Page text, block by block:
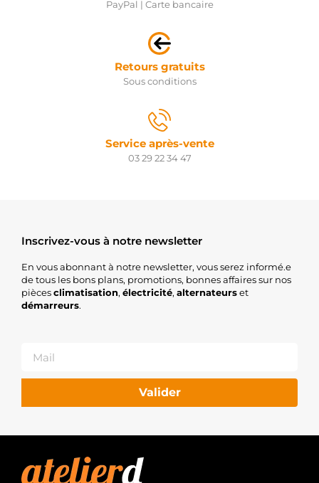
PayPal | Carte bancaire
Retours gratuits
Sous conditions
Service après-vente
03 29 22 34 47
Inscrivez-vous à notre newsletter
En vous abonnant à notre newsletter, vous serez informé.e
de tous les bons plans, promotions, bonnes affaires sur nos
piècesclimatisation, électricité, alternateurset
démarreurs.
Valider